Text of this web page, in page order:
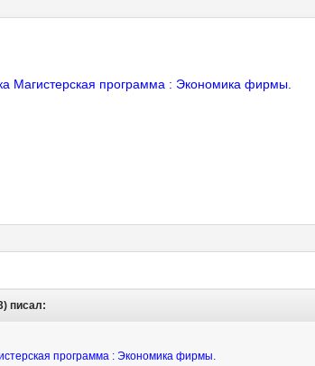
Магистерская программа : Экономика фирмы.
писал:
программа : Экономика фирмы.